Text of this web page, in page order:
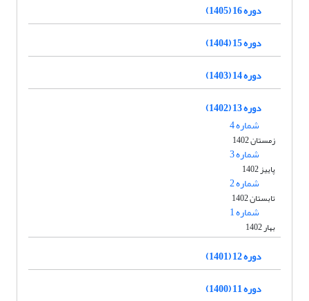
دوره 16 (1405)
دوره 15 (1404)
دوره 14 (1403)
دوره 13 (1402)
شماره 4
زمستان 1402
شماره 3
پاییز 1402
شماره 2
تابستان 1402
شماره 1
بهار 1402
دوره 12 (1401)
دوره 11 (1400)